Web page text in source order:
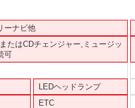
ーナビ他
たはCDチェンジャー,ミュージッ
可
LEDヘッドランプ
ETC